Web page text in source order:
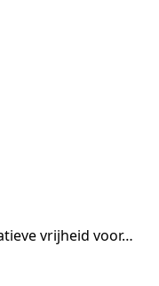
vrijheid voor…